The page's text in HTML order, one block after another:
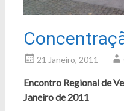
21 Janeiro, 2011
Encontro Regional de
Janeiro de 2011